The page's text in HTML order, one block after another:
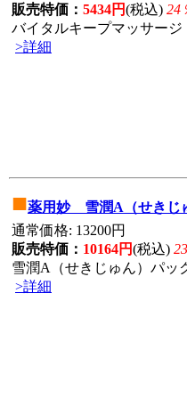
販売特価： 5434円(税込) 24
バイタルキープマッサージ
>詳細
■薬用妙 雪潤A（せきじ
通常価格: 13200円
販売特価： 10164円(税込)
雪潤A（せきじゅん）パッ
>詳細